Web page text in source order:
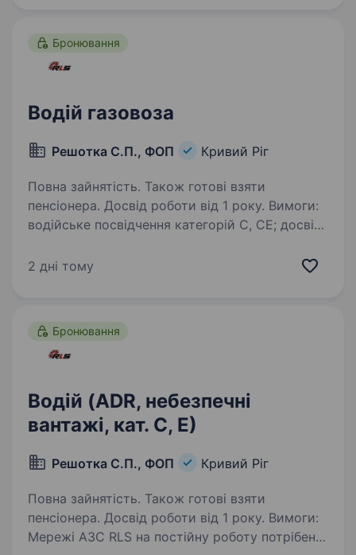
Бронювання
Водій газовоза
Решотка С.П., ФОП Кривий Ріг
Повна зайнятість. Також готові взяти
пенсіонера. Досвід роботи від 1 року. Вимоги:
водійське посвідчення категорій C, CE; досвід
року; чинне посвідчення ADR або готовність
2 дні тому
Бронювання
Водій (ADR, небезпечні
вантажі, кат. С, Е)
Решотка С.П., ФОП Кривий Ріг
Повна зайнятість. Також готові взяти
пенсіонера. Досвід роботи від 1 року. Вимоги:
Мережі АЗС RLS на постійну роботу потрібен